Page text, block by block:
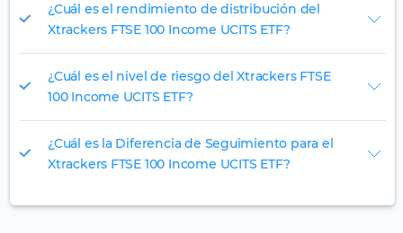
¿Cuál es el rendimiento de distribución del
Xtrackers FTSE 100 Income UCITS ETF?
¿Cuál es el nivel de riesgo del Xtrackers FTSE
100 Income UCITS ETF?
¿Cuál es la Diferencia de Seguimiento para el
Xtrackers FTSE 100 Income UCITS ETF?